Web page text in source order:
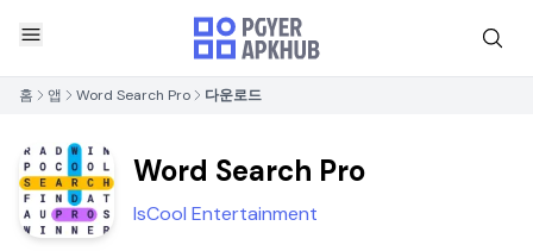
홈 앱 Word Search Pro 다운로드
Word Search Pro
IsCool Entertainment